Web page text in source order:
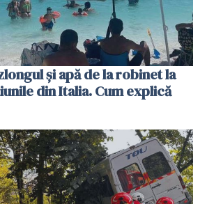
și apă de la robinet la
din Italia. Cum explică